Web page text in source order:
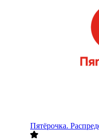
Пятёрочка.